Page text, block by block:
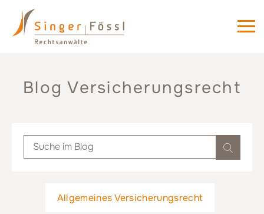
Blog Versicherungsrecht
Allgemeines Versicherungsrecht